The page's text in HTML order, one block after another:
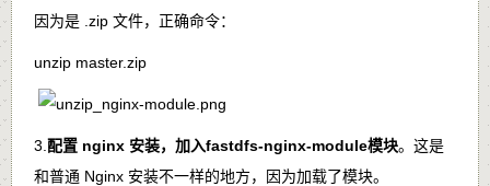
因为是 .zip 文件，正确命令：
unzip master.zip
3. 配置 nginx 安装，加入fastdfs-nginx-module模块。这是
和普通 Nginx 安装不一样的地方，因为加载了模块。